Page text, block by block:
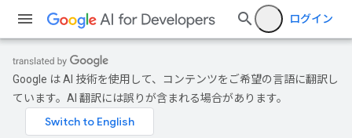
ログイン
Google は AI 技術を使用して、コンテンツをご希望の言語に翻訳し
ています。AI 翻訳には誤りが含まれる場合があります。